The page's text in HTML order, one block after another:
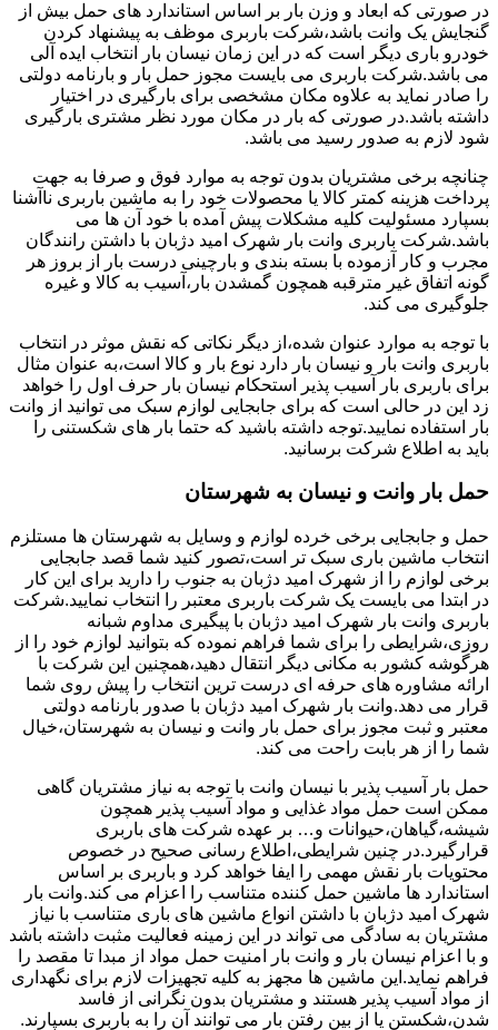
در صورتی که ابعاد و وزن بار بر اساس استاندارد های حمل بیش از
گنجایش یک وانت باشد،شرکت باربری موظف به پیشنهاد کردن
خودرو باری دیگر است که در این زمان نیسان بار انتخاب ایده آلی
می باشد.شرکت باربری می بایست مجوز حمل بار و بارنامه دولتی
را صادر نماید به علاوه مکان مشخصی برای بارگیری در اختیار
داشته باشد.در صورتی که بار در مکان مورد نظر مشتری بارگیری
شود لازم به صدور رسید می باشد.
چنانچه برخی مشتریان بدون توجه به موارد فوق و صرفا به جهت
پرداخت هزینه کمتر کالا یا محصولات خود را به ماشین باربری ناآشنا
بسپارد مسئولیت کلیه مشکلات پیش آمده با خود آن ها می
باشد.شرکت باربری وانت بار شهرک امید دژبان با داشتن رانندگان
مجرب و کار آزموده با بسته بندی و بارچینی درست بار از بروز هر
گونه اتفاق غیر مترقبه همچون گمشدن بار،آسیب به کالا و غیره
جلوگیری می کند.
با توجه به موارد عنوان شده،از دیگر نکاتی که نقش موثر در انتخاب
باربری وانت بار و نیسان بار دارد نوع بار و کالا است،به عنوان مثال
برای باربری بار آسیب پذیر استحکام نیسان بار حرف اول را خواهد
زد این در حالی است که برای جابجایی لوازم سبک می توانید از وانت
بار استفاده نمایید.توجه داشته باشید که حتما بار های شکستنی را
باید به اطلاع شرکت برسانید.
حمل بار وانت و نیسان به شهرستان
حمل و جابجایی برخی خرده لوازم و وسایل به شهرستان ها مستلزم
انتخاب ماشین باری سبک تر است،تصور کنید شما قصد جابجایی
برخی لوازم را از شهرک امید دژبان به جنوب را دارید برای این کار
در ابتدا می بایست یک شرکت باربری معتبر را انتخاب نمایید.شرکت
باربری وانت بار شهرک امید دژبان با پیگیری مداوم شبانه
روزی،شرایطی را برای شما فراهم نموده که بتوانید لوازم خود را از
هرگوشه کشور به مکانی دیگر انتقال دهید،همچنین این شرکت با
ارائه مشاوره های حرفه ای درست ترین انتخاب را پیش روی شما
قرار می دهد.وانت بار شهرک امید دژبان با صدور بارنامه دولتی
معتبر و ثبت مجوز برای حمل بار وانت و نیسان به شهرستان،خیال
شما را از هر بابت راحت می کند.
حمل بار آسیب پذیر با نیسان وانت با توجه به نیاز مشتریان گاهی
ممکن است حمل مواد غذایی و مواد آسیب پذیر همچون
شیشه،گیاهان،حیوانات و… بر عهده شرکت های باربری
قرارگیرد.در چنین شرایطی،اطلاع رسانی صحیح در خصوص
محتویات بار نقش مهمی را ایفا خواهد کرد و باربری بر اساس
استاندارد ها ماشین حمل کننده متناسب را اعزام می کند.وانت بار
شهرک امید دژبان با داشتن انواع ماشین های باری متناسب با نیاز
مشتریان به سادگی می تواند در این زمینه فعالیت مثبت داشته باشد
و با اعزام نیسان بار و وانت بار امنیت حمل مواد از مبدا تا مقصد را
فراهم نماید.این ماشین ها مجهز به کلیه تجهیزات لازم برای نگهداری
از مواد آسیب پذیر هستند و مشتریان بدون نگرانی از فاسد
شدن،شکستن یا از بین رفتن بار می توانند آن را به باربری بسپارند.